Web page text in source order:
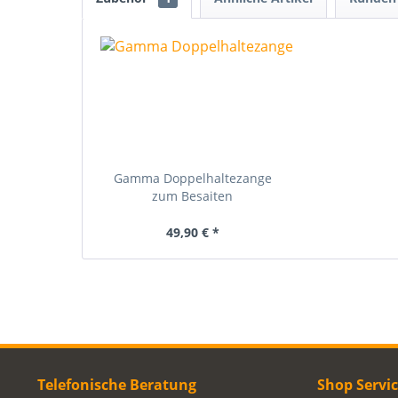
Gamma Doppelhaltezange
zum Besaiten
49,90 € *
Telefonische Beratung Shop